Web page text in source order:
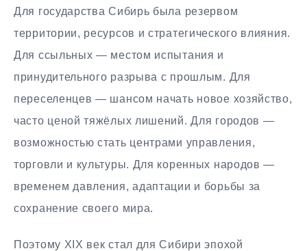
Для государства Сибирь была резервом
территории, ресурсов и стратегического влияния.
Для ссыльных — местом испытания и
принудительного разрыва с прошлым. Для
переселенцев — шансом начать новое хозяйство,
часто ценой тяжёлых лишений. Для городов —
возможностью стать центрами управления,
торговли и культуры. Для коренных народов —
временем давления, адаптации и борьбы за
сохранение своего мира.
Поэтому XIX век стал для Сибири эпохой